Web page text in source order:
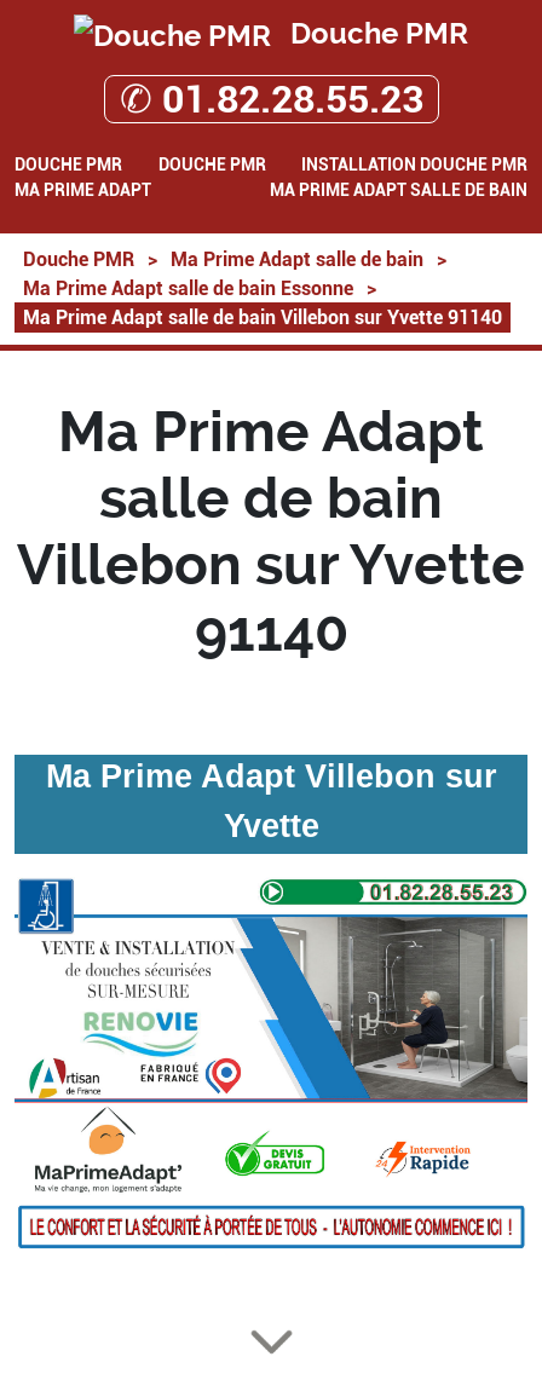
Douche PMR
✆ 01.82.28.55.23
DOUCHE PMR DOUCHE PMR
INSTALLATION DOUCHE PMR
MA PRIME ADAPT
MA PRIME ADAPT SALLE DE BAIN
Douche PMR > Ma Prime Adapt salle de bain
>
Ma Prime Adapt salle de bain Essonne
>
Ma Prime Adapt salle de bain Villebon sur Yvette 91140
Ma Prime Adapt
salle de bain
Villebon sur Yvette
91140
Ma Prime Adapt Villebon sur
Yvette